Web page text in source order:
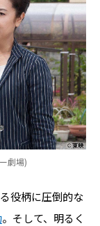
劇場)
役柄に圧倒的な
。そして、明るく